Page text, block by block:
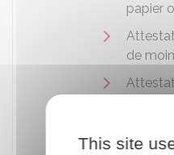
papier
de
pièce
This site